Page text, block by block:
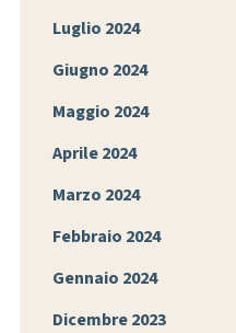
Luglio 2024
Giugno 2024
Maggio 2024
Aprile 2024
Marzo 2024
Febbraio 2024
Gennaio 2024
Dicembre 2023